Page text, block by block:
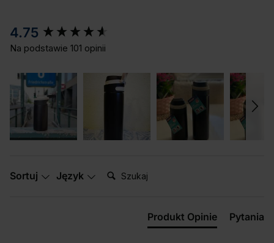
4.75
Na podstawie 101 opinii
Sortuj Język Szukaj:
Produkt Opinie Pytania
New content loaded